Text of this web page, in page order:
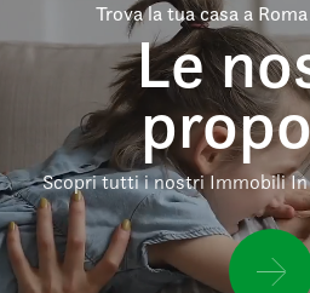
Trova la tua casa a
Le
Scopri tutti i nostri Immobili In